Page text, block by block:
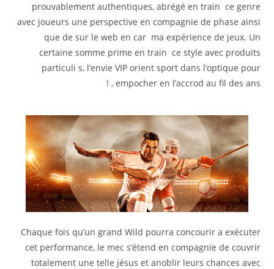
prouvablement authentiques, abrégé en train ce genre
avec joueurs une perspective en compagnie de phase ainsi
que de sur le web en car ma expérience de jeux. Un
certaine somme prime en train ce style avec produits
particuli s, l’envie VIP orient sport dans l’optique pour
empocher en l’accrod au fil des ans , !
Chaque fois qu’un grand Wild pourra concourir a exécuter
cet performance, le mec s’étend en compagnie de couvrir
totalement une telle jésus et anoblir leurs chances avec